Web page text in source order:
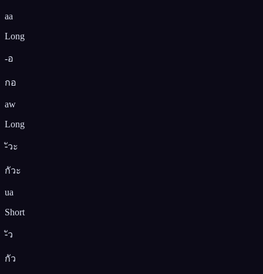
aa
Long
-อ
กอ
aw
Long
-ัวะ
กัวะ
ua
Short
-ัว
กัว